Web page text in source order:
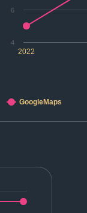
2022
4
6
GoogleMaps